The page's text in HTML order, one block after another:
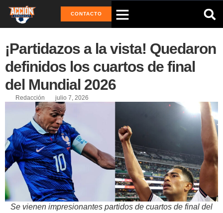
CONTACTO
¡Partidazos a la vista! Quedaron
definidos los cuartos de final
del Mundial 2026
Redacción julio 7, 2026
Se vienen impresionantes partidos de cuartos de final del